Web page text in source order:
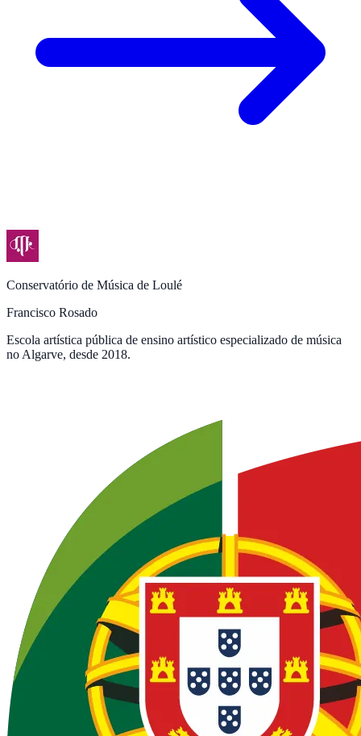
Conservatório de Música de Loulé
Francisco Rosado
Escola artística pública de ensino artístico especializado de música
no Algarve, desde 2018.